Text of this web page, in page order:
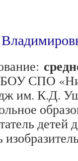
СПО
им. К.Д.
детей